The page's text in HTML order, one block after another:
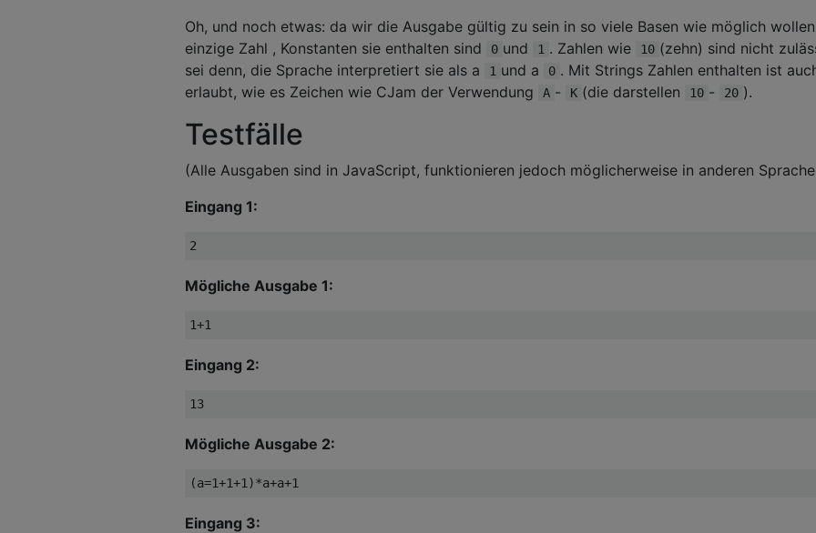
Oh, und noch etwas: da wir die Ausgabe gültig zu sein in so viele Basen wie möglich
einzige Zahl , Konstanten sie enthalten sind
0 und 1 . Zahlen wie 10 (zehn) sind nicht
sei denn, die Sprache interpretiert sie als a
1 und a 0 . Mit Strings Zahlen enthalten ist
erlaubt, wie es Zeichen wie CJam der Verwendung
A - K (die darstellen 10 - 20 ).
Testfälle
(Alle Ausgaben sind in JavaScript, funktionieren jedoch möglicherweise in anderen
Eingang 1:
Mögliche Ausgabe 1:
Eingang 2:
Mögliche Ausgabe 2:
Eingang 3: